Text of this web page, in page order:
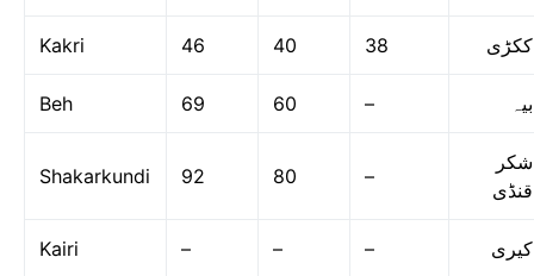
Kakri 46 40 38 ککڑی
Beh 69 60 – بیہ
Shakarkundi 92 80 –
شکر
قنڈی
Kairi – – – کیری